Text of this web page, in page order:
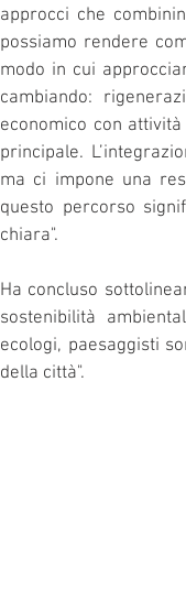
approcci che
possiamo rendere
modo in cui
cambiando:
economico con
principale.
ma ci impone una
questo percorso
chiara".
Ha concluso
sostenibilità
ecologi, paesaggisti
della città".